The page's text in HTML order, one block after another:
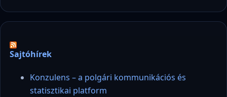
Sajtóhírek
Konzulens – a polgári kommunikációs és
statisztikai platform